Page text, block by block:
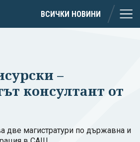
ВСИЧКИ НОВИНИ
–
консултант от
две магистратури по държавна и